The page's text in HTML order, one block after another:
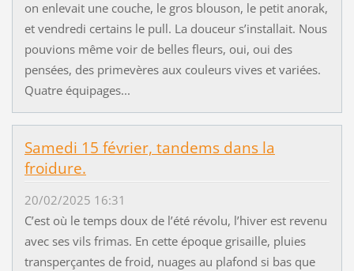
on enlevait une couche, le gros blouson, le petit anorak,
et vendredi certains le pull. La douceur s’installait. Nous
pouvions même voir de belles fleurs, oui, oui des
pensées, des primevères aux couleurs vives et variées.
Quatre équipages...
Samedi 15 février, tandems dans la
froidure.
20/02/2025 16:31
C’est où le temps doux de l’été révolu, l’hiver est revenu
avec ses vils frimas. En cette époque grisaille, pluies
transperçantes de froid, nuages au plafond si bas que